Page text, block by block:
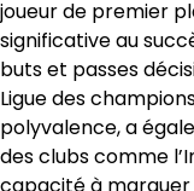
joueur de premier
significative au
buts et passes
Ligue des
polyvalence, a
des clubs comme